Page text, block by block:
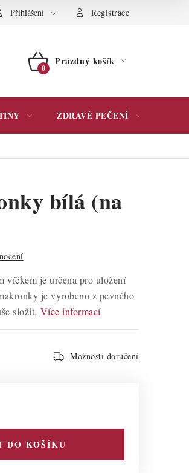
Přihlášení Registrace
NÁKUPNÍ
Prázdný košík
ZDRAVÉ PEČENÍ
bílá (na
víčkem je určena pro uložení
je vyrobeno z pevného
složit. Více informací
Možnosti doručení
DO KOŠÍKU